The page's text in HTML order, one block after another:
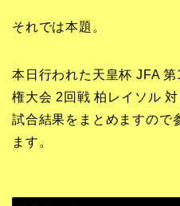
それでは本題。
本日行われた天皇杯 JFA
権大会 2回戦 柏レイソル
試合結果をまとめますので
ます。